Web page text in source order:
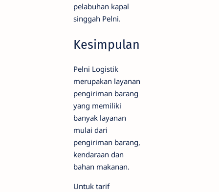
pelabuhan kapal
singgah Pelni.
Kesimpulan
Pelni Logistik
merupakan layanan
pengiriman barang
yang memiliki
banyak layanan
mulai dari
pengiriman barang,
kendaraan dan
bahan makanan.
Untuk tarif